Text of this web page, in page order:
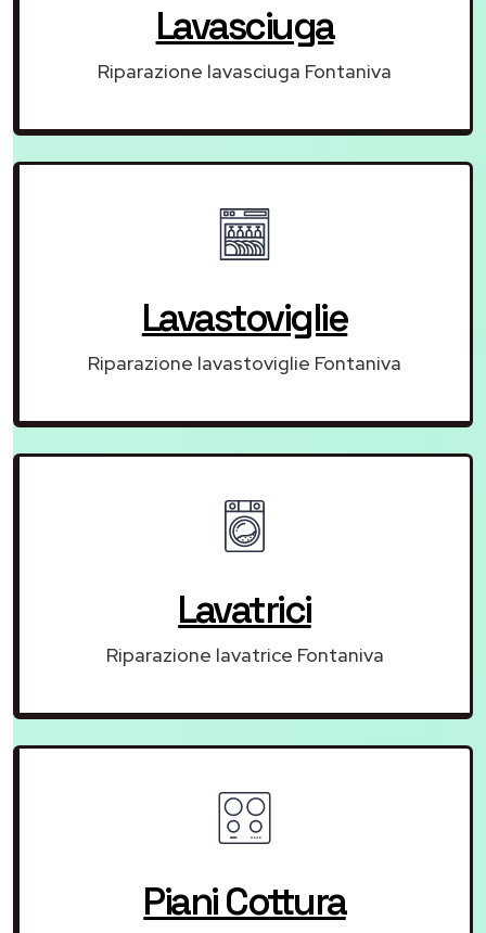
Lavasciuga
Riparazione lavasciuga Fontaniva
Lavastoviglie
Riparazione lavastoviglie Fontaniva
Lavatrici
Riparazione lavatrice Fontaniva
Piani Cottura